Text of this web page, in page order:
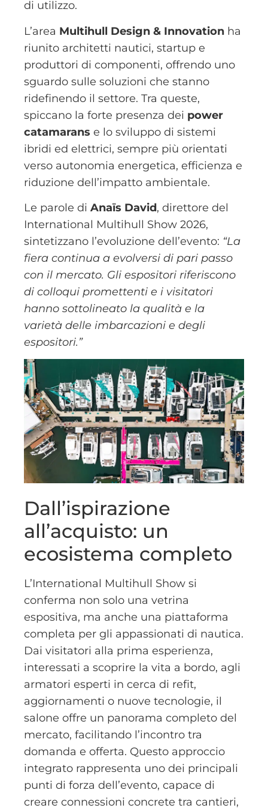
di utilizzo.
L’area Multihull Design & Innovation ha
riunito architetti nautici, startup e
produttori di componenti, offrendo uno
sguardo sulle soluzioni che stanno
ridefinendo il settore. Tra queste,
spiccano la forte presenza dei power
catamarans e lo sviluppo di sistemi
ibridi ed elettrici, sempre più orientati
verso autonomia energetica, efficienza e
riduzione dell’impatto ambientale.
Le parole di Anaïs David, direttore del
International Multihull Show 2026,
sintetizzano l’evoluzione dell’evento: “La
fiera continua a evolversi di pari passo
con il mercato. Gli espositori riferiscono
di colloqui promettenti e i visitatori
hanno sottolineato la qualità e la
varietà delle imbarcazioni e degli
espositori.”
Dall’ispirazione
all’acquisto: un
ecosistema completo
L’International Multihull Show si
conferma non solo una vetrina
espositiva, ma anche una piattaforma
completa per gli appassionati di nautica.
Dai visitatori alla prima esperienza,
interessati a scoprire la vita a bordo, agli
armatori esperti in cerca di refit,
aggiornamenti o nuove tecnologie, il
salone offre un panorama completo del
mercato, facilitando l’incontro tra
domanda e offerta. Questo approccio
integrato rappresenta uno dei principali
punti di forza dell’evento, capace di
creare connessioni concrete tra cantieri,